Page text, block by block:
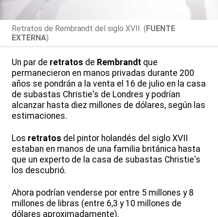
Retratos de Rembrandt del siglo XVII. (FUENTE
EXTERNA)
Un par de retratos de Rembrandt que
permanecieron en manos privadas durante 200
años se pondrán a la venta el 16 de julio en la casa
de subastas Christie's de Londres y podrían
alcanzar hasta diez millones de dólares, según las
estimaciones.
Los retratos del pintor holandés del siglo XVII
estaban en manos de una familia británica hasta
que un experto de la casa de subastas Christie's
los descubrió.
Ahora podrían venderse por entre 5 millones y 8
millones de libras (entre 6,3 y 10 millones de
dólares aproximadamente).